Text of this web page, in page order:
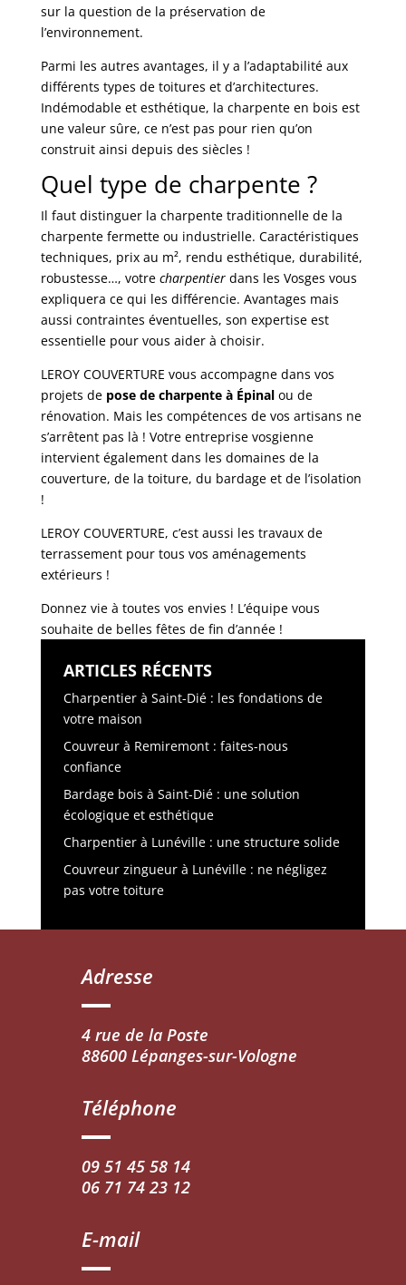
sur la question de la préservation de
l’environnement.
Parmi les autres avantages, il y a l’adaptabilité aux
différents types de toitures et d’architectures.
Indémodable et esthétique, la charpente en bois est
une valeur sûre, ce n’est pas pour rien qu’on
construit ainsi depuis des siècles !
Quel type de charpente ?
Il faut distinguer la charpente traditionnelle de la
charpente fermette ou industrielle. Caractéristiques
techniques, prix au m², rendu esthétique, durabilité,
robustesse…, votre charpentierdans les Vosges vous
expliquera ce qui les différencie. Avantages mais
aussi contraintes éventuelles, son expertise est
essentielle pour vous aider à choisir.
LEROY COUVERTURE vous accompagne dans vos
projets de pose de charpente à Épinalou de
rénovation. Mais les compétences de vos artisans ne
s’arrêtent pas là ! Votre entreprise vosgienne
intervient également dans les domaines de la
couverture, de la toiture, du bardage et de l’isolation
!
LEROY COUVERTURE, c’est aussi les travaux de
terrassement pour tous vos aménagements
extérieurs !
Donnez vie à toutes vos envies ! L’équipe vous
souhaite de belles fêtes de fin d’année !
ARTICLES RÉCENTS
Charpentier à Saint-Dié : les fondations de
votre maison
Couvreur à Remiremont : faites-nous
confiance
Bardage bois à Saint-Dié : une solution
écologique et esthétique
Charpentier à Lunéville : une structure solide
Couvreur zingueur à Lunéville : ne négligez
pas votre toiture
Adresse
4 rue de la Poste
88600 Lépanges-sur-Vologne
Téléphone
09 51 45 58 14
06 71 74 23 12
E-mail